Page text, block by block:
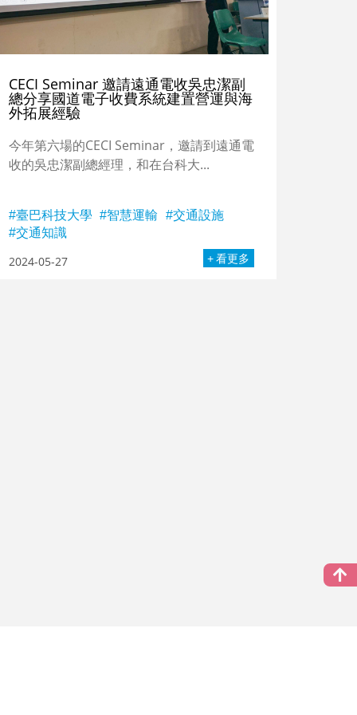
CECI Seminar 邀請遠通電收吳忠潔副
總分享國道電子收費系統建置營運與海
外拓展經驗
今年第六場的CECI Seminar，邀請到遠通電
收的吳忠潔副總經理，和在台科大...
臺巴科技大學 智慧運輸
交通設施
交通知識
2024-05-27 看更多